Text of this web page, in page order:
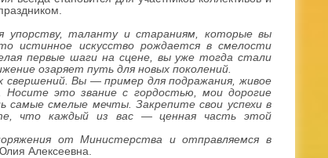
упорству, таланту и стараниям, которые вы
истинное искусство рождается в смелости
первые шаги на сцене, вы уже тогда стали
озаряет путь для новых поколений.
свершений. Вы — пример для подражания, живое
это звание с гордостью, мои дорогие
смелые мечты. Закрепите свои успехи в
что каждый из вас — ценная часть этой
от Министерства и отправляемся в
Алексеевна.